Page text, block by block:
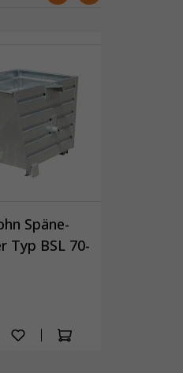
Späne-
Typ BSL 70-